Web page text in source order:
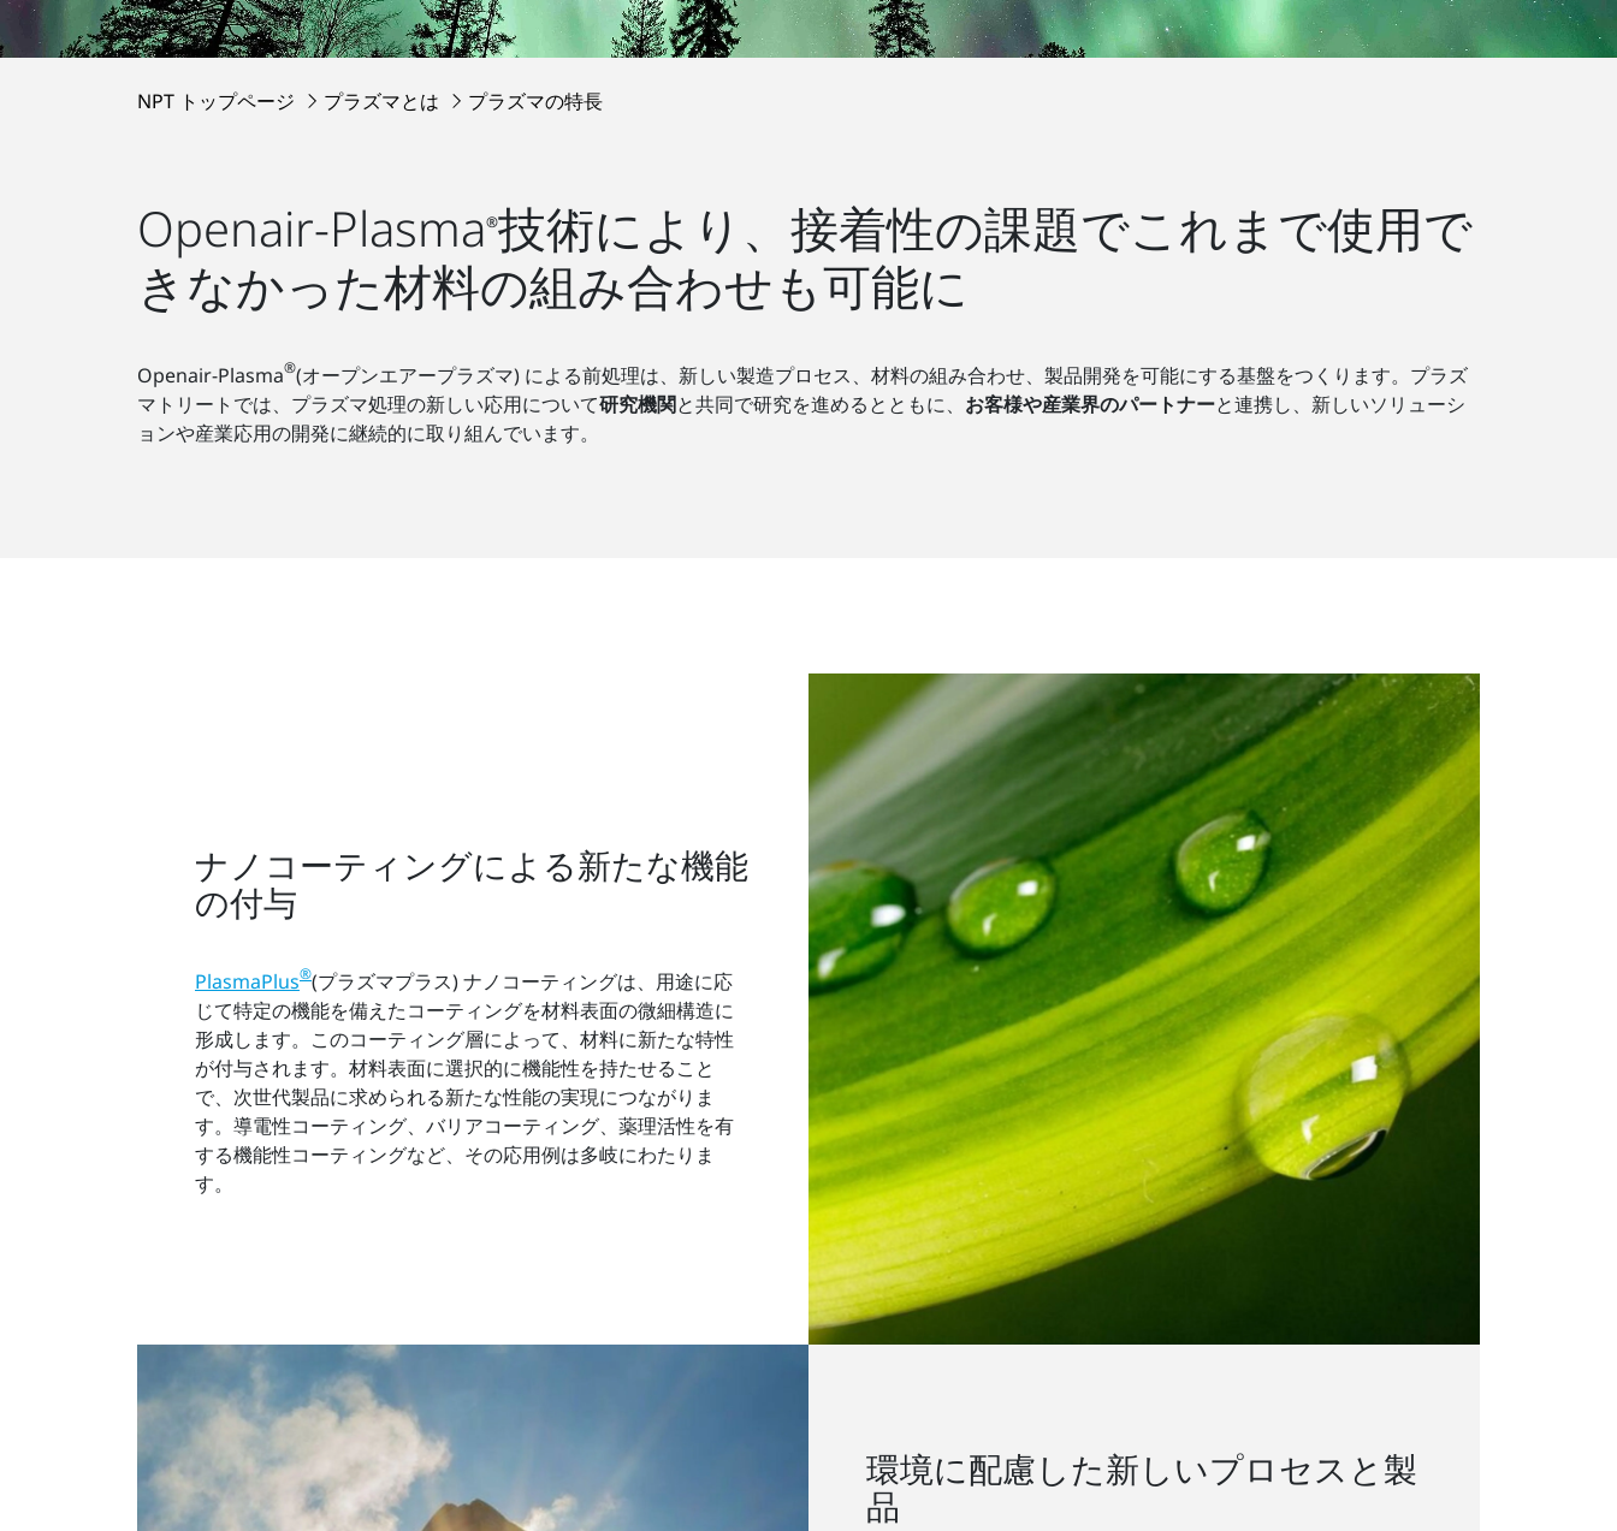
NPT トップページ プラズマとは プラズマの特長
Openair-Plasma®技術により、接着性の課題でこれまで使用で
きなかった材料の組み合わせも可能に
Openair-Plasma®(オープンエアープラズマ) による前処理は、新しい製造プロセス、材料の組み合わせ、製品開発を可能にする基盤をつくります。プラズ
マトリートでは、プラズマ処理の新しい応用について研究機関と共同で研究を進めるとともに、 お客様や産業界のパートナーと連携し、新しいソリューシ
ョンや産業応用の開発に継続的に取り組んでいます。
ナノコーティングによる新たな機能
の付与
PlasmaPlus®(プラズマプラス) ナノコーティングは、用途に応
じて特定の機能を備えたコーティングを材料表面の微細構造に
形成します。このコーティング層によって、材料に新たな特性
が付与されます。材料表面に選択的に機能性を持たせること
で、次世代製品に求められる新たな性能の実現につながりま
す。導電性コーティング、バリアコーティング、薬理活性を有
する機能性コーティングなど、その応用例は多岐にわたりま
す。
環境に配慮した新しいプロセスと製
品